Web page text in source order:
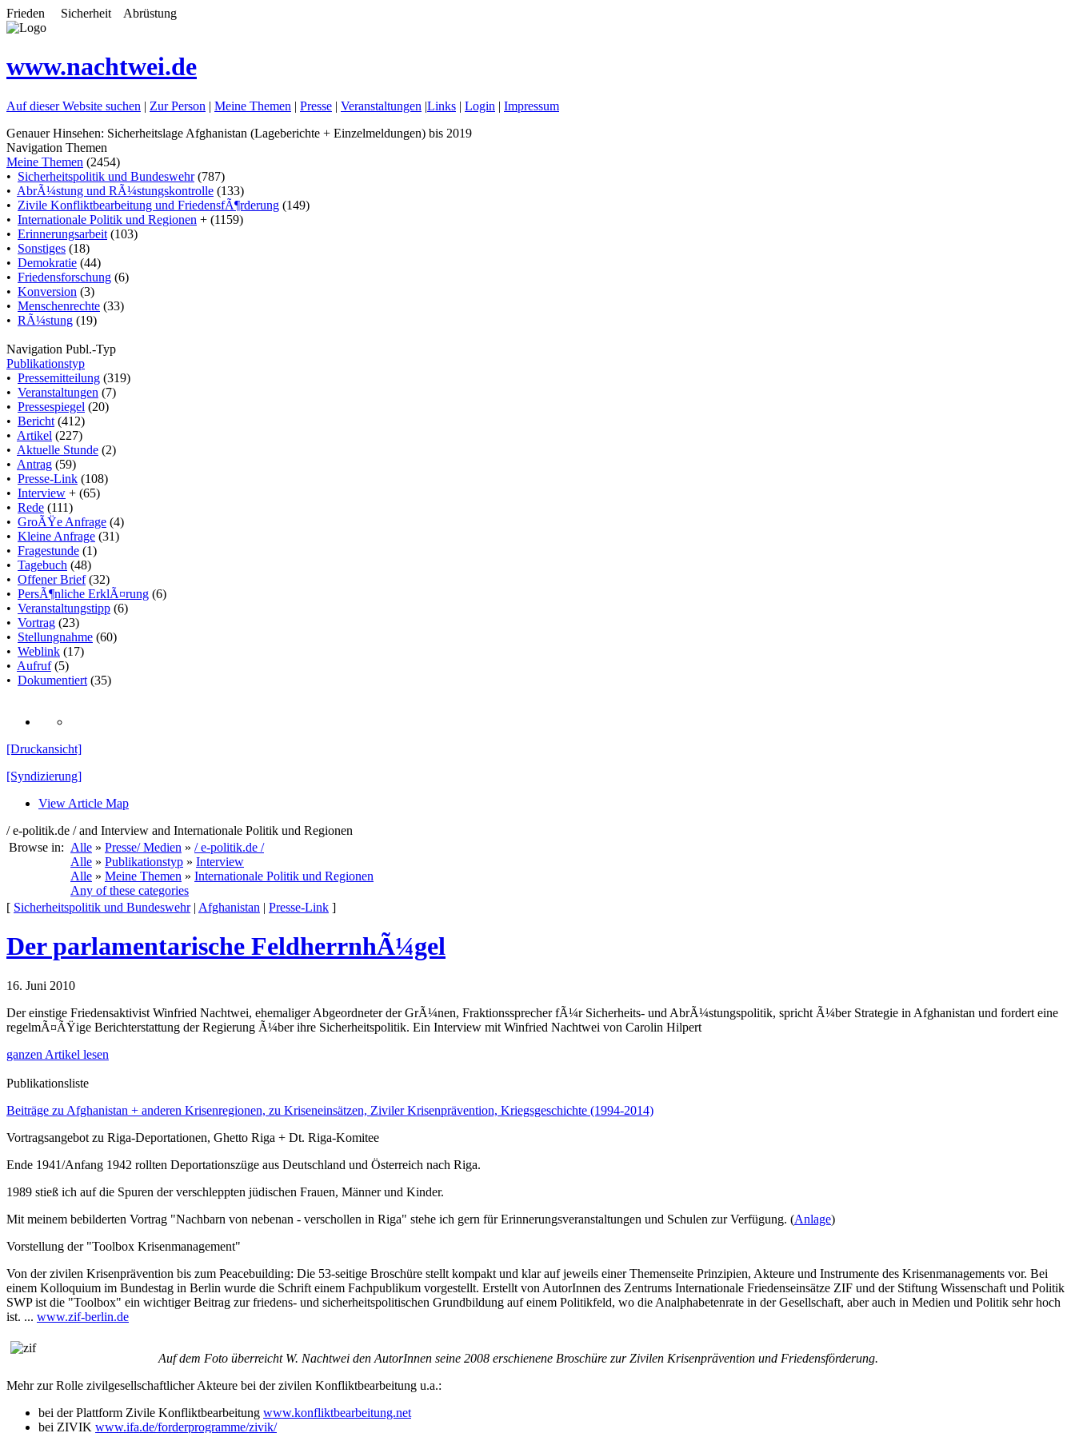
Frieden Sicherheit Abrüstung
www.nachtwei.de
Auf dieser Website suchen | Zur Person | Meine Themen | Presse | Veranstaltungen |Links | Login | Impressum
Genauer Hinsehen: Sicherheitslage Afghanistan (Lageberichte + Einzelmeldungen) bis 2019
Navigation Themen
Meine Themen (2454)
• Sicherheitspolitik und Bundeswehr(787)
• AbrÃ¼stung und RÃ¼stungskontrolle (133)
• Zivile Konfliktbearbeitung und FriedensfÃ¶rderung (149)
• Internationale Politik und Regionen + (1159)
• Erinnerungsarbeit (103)
• Sonstiges (18)
• Demokratie (44)
• Friedensforschung (6)
• Konversion (3)
• Menschenrechte (33)
• RÃ¼stung (19)
Navigation Publ.-Typ
Publikationstyp
• Pressemitteilung (319)
• Veranstaltungen (7)
• Pressespiegel (20)
• Bericht (412)
• Artikel (227)
• Aktuelle Stunde (2)
• Antrag (59)
• Presse-Link (108)
• Interview + (65)
• Rede (111)
• GroÃŸe Anfrage (4)
• Kleine Anfrage (31)
• Fragestunde (1)
• Tagebuch (48)
• Offener Brief(32)
• PersÃ¶nliche ErklÃ¤rung (6)
• Veranstaltungstipp (6)
• Vortrag (23)
• Stellungnahme (60)
• Weblink (17)
• Aufruf(5)
• Dokumentiert (35)
[Druckansicht]
[Syndizierung]
View Article Map
/ e-politik.de / and Interview and Internationale Politik und Regionen
Browse in: Alle » Presse/ Medien » / e-politik.de /
Alle » Publikationstyp » Interview
Alle » Meine Themen » Internationale Politik und Regionen
Any of these categories
[ Sicherheitspolitik und Bundeswehr| Afghanistan | Presse-Link ]
Der parlamentarische FeldherrnhÃ¼gel
16. Juni 2010
Der einstige Friedensaktivist Winfried Nachtwei, ehemaliger Abgeordneter der GrÃ¼nen, Fraktionssprecher fÃ¼r Sicherheits- und AbrÃ¼stungspolitik, spricht Ã¼ber Strategie in Afghanistan und fordert eine
regelmÃ¤ÃŸige Berichterstattung der Regierung Ã¼ber ihre Sicherheitspolitik. Ein Interview mit Winfried Nachtwei von Carolin Hilpert
ganzen Artikel lesen
Publikationsliste
Beiträge zu Afghanistan + anderen Krisenregionen, zu Kriseneinsätzen, Ziviler Krisenprävention, Kriegsgeschichte (1994-2014)
Vortragsangebot zu Riga-Deportationen, Ghetto Riga + Dt. Riga-Komitee
Ende 1941/Anfang 1942 rollten Deportationszüge aus Deutschland und Österreich nach Riga.
1989 stieß ich auf die Spuren der verschleppten jüdischen Frauen, Männer und Kinder.
Mit meinem bebilderten Vortrag "Nachbarn von nebenan - verschollen in Riga" stehe ich gern für Erinnerungsveranstaltungen und Schulen zur Verfügung. (Anlage)
Vorstellung der "Toolbox Krisenmanagement"
Von der zivilen Krisenprävention bis zum Peacebuilding: Die 53-seitige Broschüre stellt kompakt und klar auf jeweils einer Themenseite Prinzipien, Akteure und Instrumente des Krisenmanagements vor. Bei
einem Kolloquium im Bundestag in Berlin wurde die Schrift einem Fachpublikum vorgestellt. Erstellt von AutorInnen des Zentrums Internationale Friedenseinsätze ZIF und der Stiftung Wissenschaft und Politik
SWP ist die "Toolbox" ein wichtiger Beitrag zur friedens- und sicherheitspolitischen Grundbildung auf einem Politikfeld, wo die Analphabetenrate in der Gesellschaft, aber auch in Medien und Politik sehr hoch
ist. ... www.zif-berlin.de
Auf dem Foto überreicht W. Nachtwei den AutorInnen seine 2008 erschienene Broschüre zur Zivilen Krisenprävention und Friedensförderung.
Mehr zur Rolle zivilgesellschaftlicher Akteure bei der zivilen Konfliktbearbeitung u.a.:
bei der Plattform Zivile Konfliktbearbeitung www.konfliktbearbeitung.net
bei ZIVIK www.ifa.de/forderprogramme/zivik/